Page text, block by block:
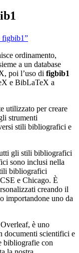
figbib1”
ordinamento,
a un database
poi l’uso di figbib1
e BibLaTeX a
utilizzato per creare
strumenti
stili bibliografici e
gli stili bibliografici
sono inclusi nella
bibliografici
e Chicago. È
creando il
importandone uno da
è uno
documenti scientifici e
bibliografie con